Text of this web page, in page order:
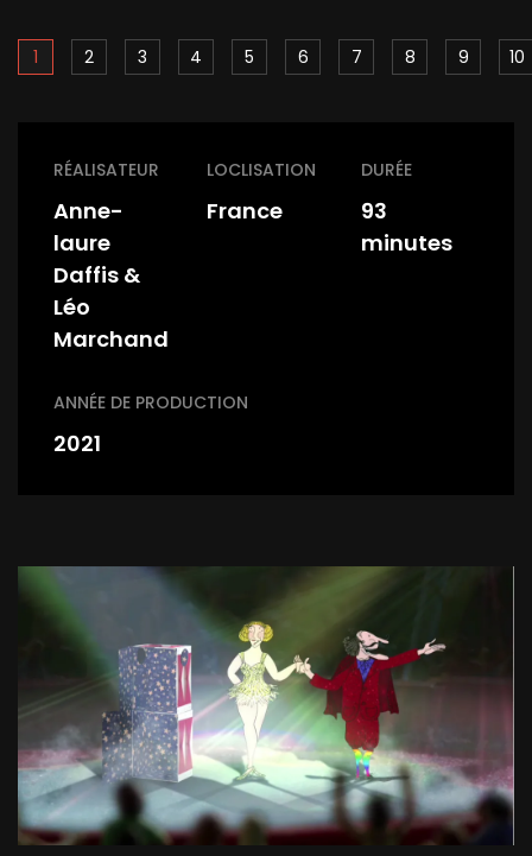
1 2 3 4 5 6 7 8 9 10
RÉALISATEUR
Anne-
laure
Daffis &
Léo
Marchand
LOCLISATION
France
DURÉE
93
minutes
ANNÉE DE PRODUCTION
2021